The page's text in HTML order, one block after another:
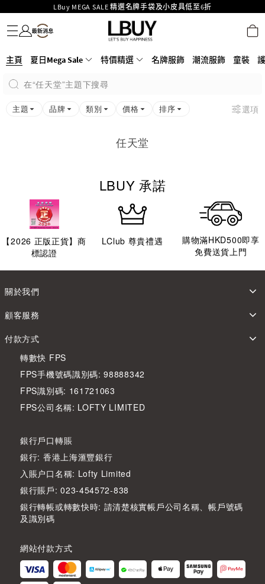
LBuy MEGA SALE 精選名牌手袋及小皮具低至6折
Goyard Hobo / Hobo Mini人氣限量特別版限時原價低至75折!
LBuy呈獻 - Hermès 及 Chanel 手袋及首飾原價低至6折，立即入手!
426號舖！
MOKO 1樓175號鋪旗艦店特設名牌Hermès、CHANEL及LV專區！
購物滿HKD500即享免運費！
名牌服飾
潮流服飾
童裝
護膚美妝
香水香薰
個人護理
母嬰護理
遊戲及精品玩具
文儀用品
家居生活
電子產品
美食
醫藥保健
運動與戶外用品
主頁 夏日Mega Sale 特價精選 名牌服飾 潮流服飾 童裝
在“任天堂”主題下搜尋
主題 品牌 類別 價格 排序 選項
任天堂
LBUY 承諾
【2026 正版正貨】商
標認證
LClub 尊貴禮遇
購物滿HKD500即享
免費送貨上門
關於我們
顧客服務
付款方式
轉數快 FPS
FPS手機號碼識別碼: 98888342
FPS識別碼: 161721063
FPS公司名稱: LOFTY LIMITED
銀行戶口轉賬
銀行: 香港上海滙豐銀行
入賬户口名稱: Lofty Limited
銀行賬戶: 023-454572-838
銀行轉帳或轉數快時: 請清楚核實帳戶公司名稱、帳戶號碼
及識別碼
網站付款方式